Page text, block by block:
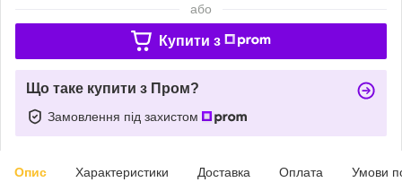
або
Купити з
Що таке купити з Пром?
Замовлення під захистом
Опис Характеристики Доставка Оплата Умови